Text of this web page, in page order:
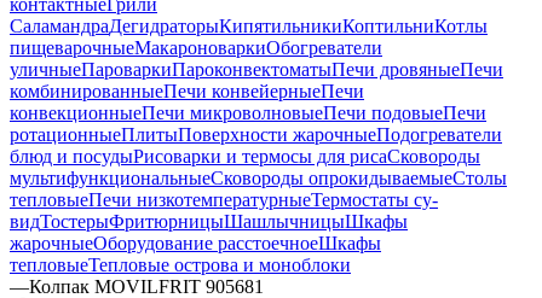
контактныеГрили
СаламандраДегидраторыКипятильникиКоптильниКотлы
пищеварочныеМакароноваркиОбогреватели
уличныеПароваркиПароконвектоматыПечи дровяныеПечи
комбинированныеПечи конвейерныеПечи
конвекционныеПечи микроволновыеПечи подовыеПечи
ротационныеПлитыПоверхности жарочныеПодогреватели
блюд и посудыРисоварки и термосы для рисаСковороды
мультифункциональныеСковороды опрокидываемыеСтолы
тепловыеПечи низкотемпературныеТермостаты су-
видТостерыФритюрницыШашлычницыШкафы
жарочныеОборудование расстоечноеШкафы
тепловыеТепловые острова и моноблоки
—Колпак MOVILFRIT 905681